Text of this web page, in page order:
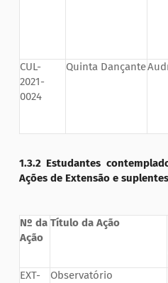
CUL-
2021-
0024
Quinta Dançante
1.3.2 Estudantes
Ações de Extensão e
Nº da
Ação
Título da Ação
EXT-
Observatório